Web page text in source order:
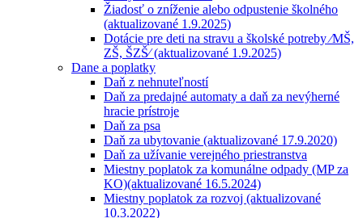
Žiadosť o zníženie alebo odpustenie školného
(aktualizované 1.9.2025)
Dotácie pre deti na stravu a školské potreby ⁄MŠ,
ZŠ, ŠZŠ⁄ (aktualizované 1.9.2025)
Dane a poplatky
Daň z nehnuteľností
Daň za predajné automaty a daň za nevýherné
hracie prístroje
Daň za psa
Daň za ubytovanie (aktualizované 17.9.2020)
Daň za užívanie verejného priestranstva
Miestny poplatok za komunálne odpady (MP za
KO)(aktualizované 16.5.2024)
Miestny poplatok za rozvoj (aktualizované
10.3.2022)